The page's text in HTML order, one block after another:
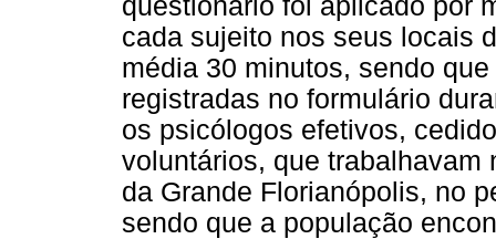
cada sujeito nos seus locais
média 30 minutos, sendo
registradas no formulário
os psicólogos efetivos,
voluntários, que trabalhavam
da Grande Florianópolis, no
sendo que a população